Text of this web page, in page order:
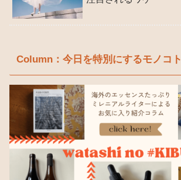
Column：今日を特別にするモノコト